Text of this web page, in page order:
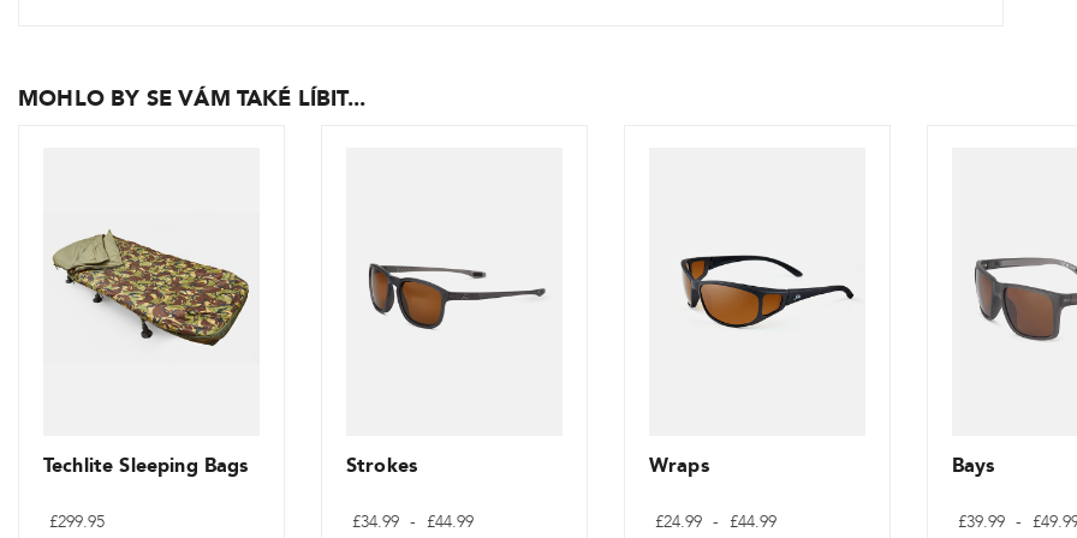
MOHLO BY SE VÁM TAKÉ LÍBIT...
Techlite Sleeping Bags
£299.95
Strokes
£34.99 - £44.99
Wraps
£24.99 - £44.99
Bays
£39.99 - £